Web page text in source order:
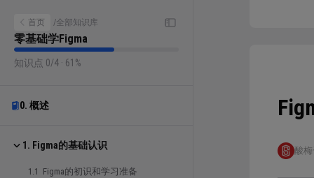
首页 /全部知识库
零基础学Figma
知识点 0/4 · 61%
0. 概述
1. Figma的基础认识
1.1 Figma的初识和学习准备
酸